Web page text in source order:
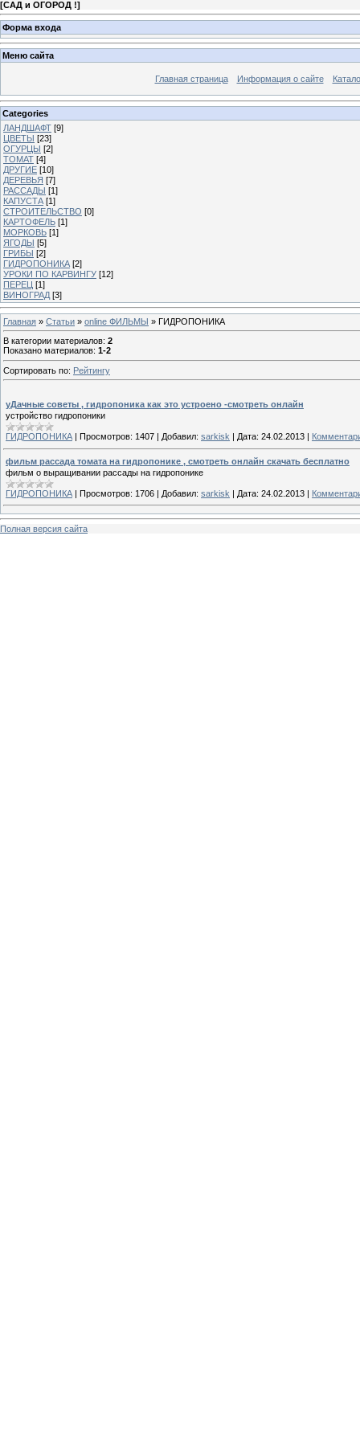
[САД и ОГОРОД !]
Форма входа
Меню сайта
Главная страница Информация о сайте
Categories
ЛАНДШАФТ [9]
ЦВЕТЫ [23]
ОГУРЦЫ [2]
ТОМАТ [4]
ДРУГИЕ [10]
ДЕРЕВЬЯ [7]
РАССАДЫ [1]
КАПУСТА [1]
СТРОИТЕЛЬСТВО [0]
КАРТОФЕЛЬ [1]
МОРКОВЬ [1]
ЯГОДЫ [5]
ГРИБЫ [2]
ГИДРОПОНИКА [2]
УРОКИ ПО КАРВИНГУ [12]
ПЕРЕЦ [1]
ВИНОГРАД [3]
Главная » Статьи » online ФИЛЬМЫ » ГИДРОПОНИКА
В категории материалов: 2
Показано материалов: 1-2
Сортировать по: Рейтингу
уДачные советы , гидропоника как это устроено -смотреть онлайн
устройство гидропоники
ГИДРОПОНИКА Просмотров: 1407 Добавил: sarkisk Дата: 24.02.2013
фильм рассада томата на гидропонике , смотреть онлайн скачать бесплатно
фильм о выращивании рассады на гидропонике
ГИДРОПОНИКА | Просмотров: 1706 | Добавил: sarkisk | Дата: 24.02.2013 |
Полная версия сайта